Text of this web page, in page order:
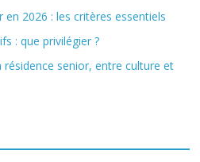
2026 : les critères essentiels
: que privilégier ?
résidence senior, entre culture et